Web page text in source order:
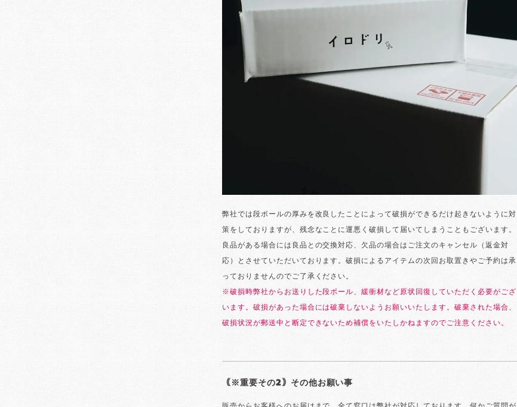
弊社では段ボールの厚みを改良したことによって破損ができるだけ起きないように対
策をしておりますが、残念なことに運悪く破損して届いてしまうこともございます。
良品がある場合には良品との交換対応、欠品の場合はご注文のキャンセル（返金対
応）とさせていただいております。破損によるアイテムの次回お取置きやご予約は承
っておりませんのでご了承ください。
※破損時弊社からお送りした段ボール、緩衝材など原状回復していただく必要がござ
います。破損があった場合には破棄しないようお願いいたします。破棄された場合、
破損状況が郵送中と断定できないため補償をいたしかねますのでご注意ください。
｟※重要その2｠その他お願い事